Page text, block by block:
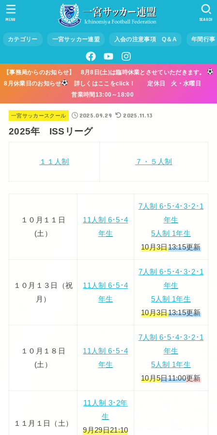
カテゴリー 一宮サッカー連盟 入会の注意事項 Q＆A 年間行事
SEARCH
MENU
【事務局からのお知らせ】 8月8日(土)は臨時休業とさせていただきます。
8月休業日のお知らせ
詳しくはここをclick！ 定休日 火・水曜日
営業時間13:00～18:00
一宮サッカースクール 2025.09.29 2025.11.13
2025年 ISSリーグ
１１人制 ７・５人制
１０月１１日
(土）
11人制 6･5･4
年生
7人制 6･5･4･3･2･1
年生
5人制 1年生
10月3日13:15更新
１０月１３日（祝
月）
11人制 6･5･4
年生
7人制 6･5･4･3･2･1
年生
5人制 1年生
10月3日13:15更新
１０月１８日
(土）
11人制 6･5･4
年生
7人制 6･5･4･3･2･1
年生
5人制 1年生
10月5日11:00更新
１１月１日（土）
11人制 3･2年
生
9月29日21:10